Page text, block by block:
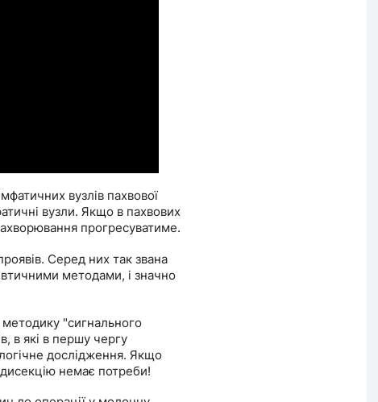
вузлів пахвової
вузли. Якщо в пахвових
прогресуватиме.
Серед них так звана
методами, і значно
"сигнального
в які в першу чергу
дослідження. Якщо
немає потреби!